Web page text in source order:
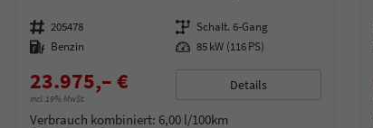
Fahrzeugnummer 205478 Getriebe Schalt. 6-Gang
Kraftstoff Benzin Leistung 85 kW (116 PS)
23.975,– €
incl. 19% MwSt.
Details
Verbrauch kombiniert: 6,00 l/100km